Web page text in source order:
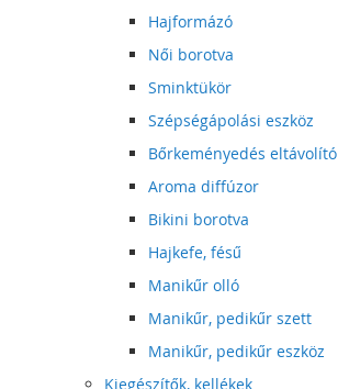
Hajformázó
Női borotva
Sminktükör
Szépségápolási eszköz
Bőrkeményedés eltávolító
Aroma diffúzor
Bikini borotva
Hajkefe, fésű
Manikűr olló
Manikűr, pedikűr szett
Manikűr, pedikűr eszköz
Kiegészítők, kellékek